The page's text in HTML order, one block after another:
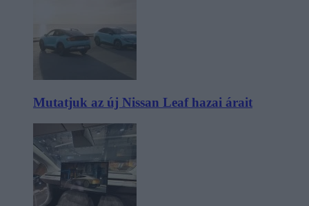
Mutatjuk az új Nissan Leaf hazai árait